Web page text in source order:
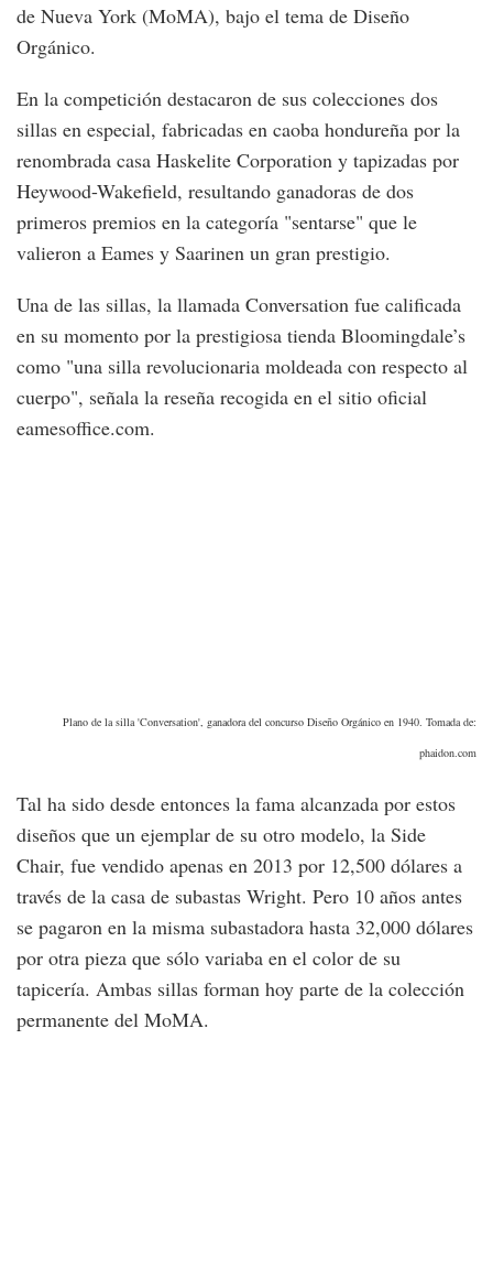
de Nueva York (MoMA), bajo el tema de Diseño
Orgánico.
En la competición destacaron de sus colecciones dos
sillas en especial, fabricadas en caoba hondureña por la
renombrada casa Haskelite Corporation y tapizadas por
Heywood-Wakefield, resultando ganadoras de dos
primeros premios en la categoría "sentarse" que le
valieron a Eames y Saarinen un gran prestigio.
Una de las sillas, la llamada Conversation fue calificada
en su momento por la prestigiosa tienda Bloomingdale’s
como "una silla revolucionaria moldeada con respecto al
cuerpo", señala la reseña recogida en el sitio oficial
eamesoffice.com.
Plano de la silla 'Conversation', ganadora del concurso Diseño Orgánico en 1940. Tomada de:
phaidon.com
Tal ha sido desde entonces la fama alcanzada por estos
diseños que un ejemplar de su otro modelo, la Side
Chair, fue vendido apenas en 2013 por 12,500 dólares a
través de la casa de subastas Wright. Pero 10 años antes
se pagaron en la misma subastadora hasta 32,000 dólares
por otra pieza que sólo variaba en el color de su
tapicería. Ambas sillas forman hoy parte de la colección
permanente del MoMA.